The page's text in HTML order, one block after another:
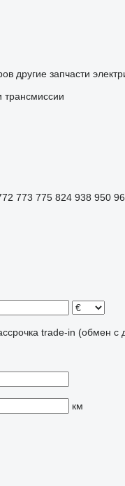
другие запчасти
трансмиссии
773 775 824 938 950
trade-in (обмен с
км